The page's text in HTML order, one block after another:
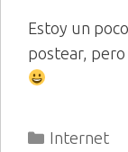
Estoy un
postear, pero
Categorías
Internet